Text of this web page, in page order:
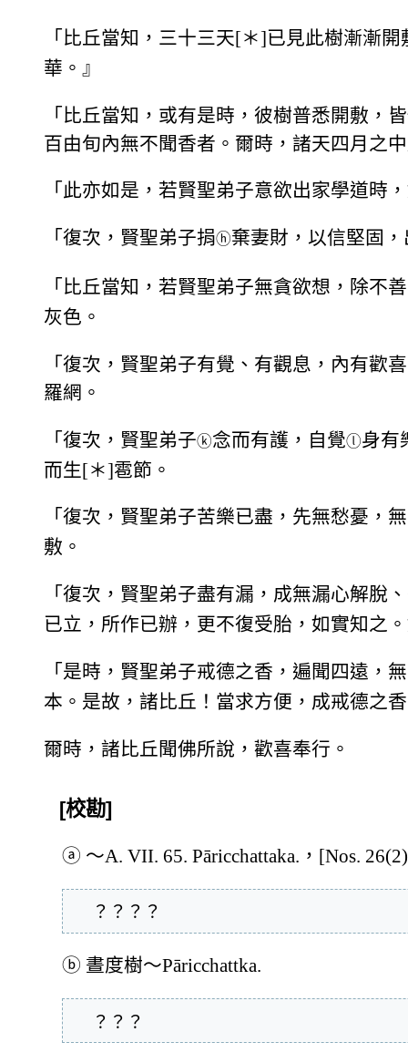
「比丘當知，三十三天[＊]已見此樹漸漸
華。』
「比丘當知，或有是時，彼樹普悉開敷，
百由旬內無不聞香者。爾時，諸天四月之
「此亦如是，若賢聖弟子意欲出家學道時
「復次，賢聖弟子捐ⓗ棄妻財，以信堅固
「比丘當知，若賢聖弟子無貪欲想，除不
灰色。
「復次，賢聖弟子有覺、有觀息，內有歡
羅網。
「復次，賢聖弟子ⓚ念而有護，自覺ⓛ身有
而生[＊]雹節。
「復次，賢聖弟子苦樂已盡，先無愁憂，
敷。
「復次，賢聖弟子盡有漏，成無漏心解脫
已立，所作已辦，更不復受胎，如實知之
「是時，賢聖弟子戒德之香，遍聞四遠，
本。是故，諸比丘！當求方便，成戒德之
爾時，諸比丘聞佛所說，歡喜奉行。
[校勘]
ⓐ ～A. VII. 65. Pāricchattaka.，[Nos.
  ？？？？
ⓑ 晝度樹～Pāricchattka.
  ？？？